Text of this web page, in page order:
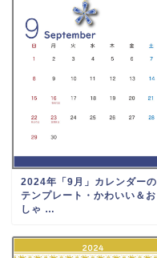
2024年「9月」カレンダーの
テンプレート・かわいい＆お
しゃ …